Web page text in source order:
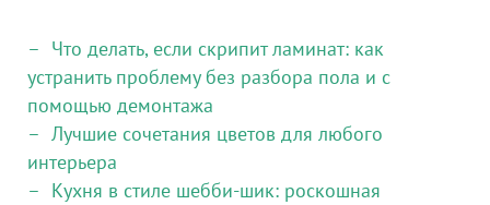
Что делать, если скрипит ламинат: как
устранить проблему без разбора пола и с
помощью демонтажа
Лучшие сочетания цветов для любого
интерьера
Кухня в стиле шебби-шик: роскошная